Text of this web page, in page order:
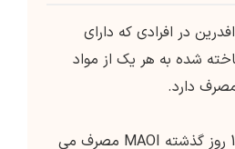
در افرادی که دارای
شده به هر یک از مواد
دارد.
در بیمارانی که در 14 روز گذشته MAOI مصرف می